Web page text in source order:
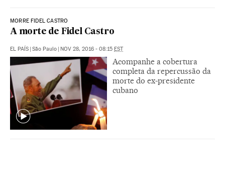
MORRE FIDEL CASTRO
A morte de Fidel Castro
EL PAÍS | São Paulo | NOV 28, 2016 - 08:15 EST
Acompanhe a cobertura
completa da repercussão da
morte do ex-presidente
cubano